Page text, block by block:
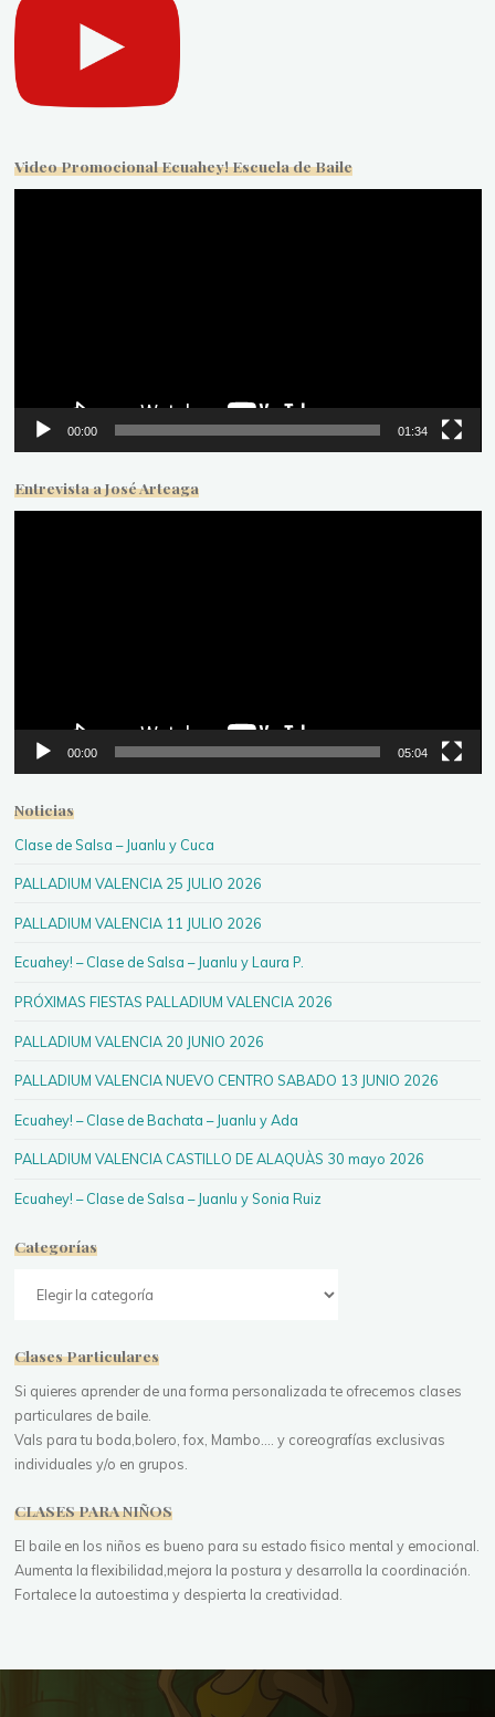
Video Promocional Ecuahey! Escuela de Baile
00:00 01:34
Entrevista a José Arteaga
00:00 05:04
Noticias
Clase de Salsa – Juanlu y Cuca
PALLADIUM VALENCIA 25 JULIO 2026
PALLADIUM VALENCIA 11 JULIO 2026
Ecuahey! – Clase de Salsa – Juanlu y Laura P.
PRÓXIMAS FIESTAS PALLADIUM VALENCIA 2026
PALLADIUM VALENCIA 20 JUNIO 2026
PALLADIUM VALENCIA NUEVO CENTRO SABADO 13 JUNIO 2026
Ecuahey! – Clase de Bachata – Juanlu y Ada
PALLADIUM VALENCIA CASTILLO DE ALAQUÀS 30 mayo 2026
Ecuahey! – Clase de Salsa – Juanlu y Sonia Ruiz
Categorías
Clases Particulares
Si quieres aprender de una forma personalizada te ofrecemos clases
particulares de baile.
Vals para tu boda,bolero, fox, Mambo.... y coreografías exclusivas
individuales y/o en grupos.
CLASES PARA NIÑOS
El baile en los niños es bueno para su estado fisico mental y emocional.
Aumenta la flexibilidad,mejora la postura y desarrolla la coordinación.
Fortalece la autoestima y despierta la creatividad.